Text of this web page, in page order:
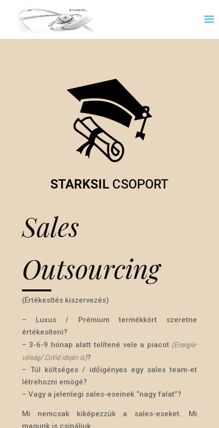
STARKSIL CSOPORT
Sales
Outsourcing
(Értékesítés kiszervezés)
– Luxus / Prémium termékkört szeretne
értékesíteni?
– 3-6-9 hónap alatt telítené vele a piacot (Energia-
válság/ CoVid idején is)?
– Túl költséges / időigényes egy sales team-et
létrehozni emögé?
– Vagy a jelenlegi sales-eseinek “nagy falat”?
Mi nemcsak kiképezzük a sales-eseket. Mi
magunk is csináljuk.